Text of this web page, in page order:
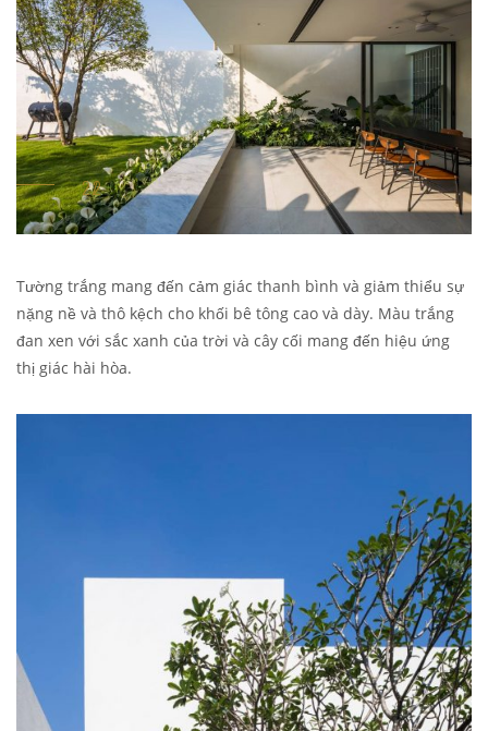
Tường trắng mang đến cảm giác thanh bình và giảm thiểu sự
nặng nề và thô kệch cho khối bê tông cao và dày. Màu trắng
đan xen với sắc xanh của trời và cây cối mang đến hiệu ứng
thị giác hài hòa.